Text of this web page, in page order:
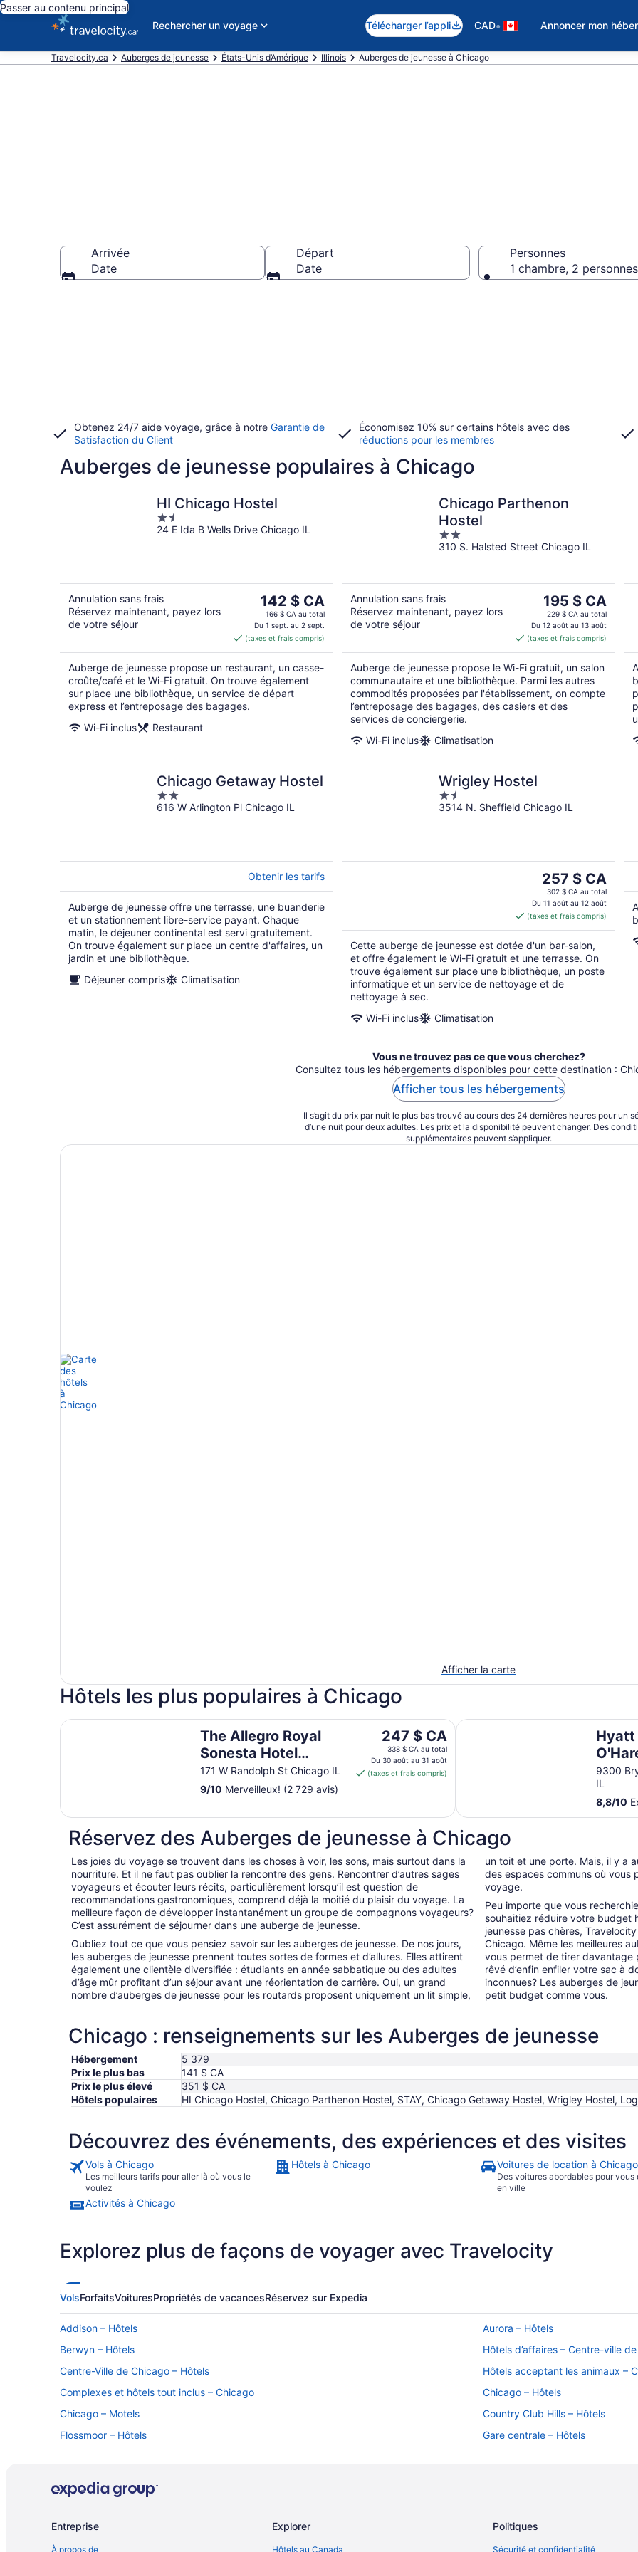
Passer au contenu principal
Rechercher un voyage
Télécharger l’appli CAD• Annoncer mon
Travelocity.ca Auberges de jeunesse États-Unis d’Amérique Illinois Auberges de jeunesse à Chicago
Arrivée
Date
Départ
Date
Personnes
1 chambre, 2 personnes
Obtenez 24/7 aide voyage, grâce à notre Garantie de
Satisfaction du Client
Économisez 10% sur certains hôtels avec des
réductions pour les membres
Auberges de jeunesse populaires à Chicago
HI Chicago Hostel
1.5
out
24 E Ida B Wells Drive Chicago IL
Annulation sans frais
Réservez maintenant, payez lors
de votre séjour
Le
prix
est
de 142 $ CA
par
nuit
142 $ CA
166 $ CA au total
Du 1 sept. au 2 sept.
(taxes et frais compris)
Auberge de jeunesse propose un restaurant, un casse-
croûte/café et le Wi-Fi gratuit. On trouve également
sur place une bibliothèque, un service de départ
express et l’entreposage des bagages.
Wi-Fi inclus
Restaurant
Chicago Parthenon
Hostel
2
out
310 S. Halsted Street Chicago IL
Annulation sans frais
Réservez maintenant, payez lors
de votre séjour
Le
prix
est
de 195 $ CA
par
nuit
195 $ CA
229 $ CA au total
Du 12 août au 13 août
(taxes et frais compris)
Auberge de jeunesse propose le Wi-Fi gratuit, un salon
communautaire et une bibliothèque. Parmi les autres
commodités proposées par l'établissement, on compte
l’entreposage des bagages, des casiers et des
services de conciergerie.
Wi-Fi inclus
Climatisation
Chicago Getaway Hostel
2
out
616 W Arlington Pl Chicago IL
Obtenir les tarifs
Auberge de jeunesse offre une terrasse, une buanderie
et un stationnement libre-service payant. Chaque
matin, le déjeuner continental est servi gratuitement.
On trouve également sur place un centre d'affaires, un
jardin et une bibliothèque.
Déjeuner compris
Climatisation
Wrigley Hostel
1.5
out
3514 N. Sheffield Chicago IL
Le
prix
est
de 257 $ CA
par
nuit
257 $ CA
302 $ CA au total
Du 11 août au 12 août
(taxes et frais compris)
Cette auberge de jeunesse est dotée d'un bar-salon,
et offre également le Wi-Fi gratuit et une terrasse. On
trouve également sur place une bibliothèque, un poste
informatique et un service de nettoyage et de
nettoyage à sec.
Wi-Fi inclus
Climatisation
Vous ne trouvez pas ce que vous cherchez?
Consultez tous les hébergements disponibles pour cette destination :
Afficher tous les hébergements
Il s’agit du prix par nuit le plus bas trouvé au cours des 24 dernières heures pour un
d’une nuit pour deux adultes. Les prix et la disponibilité peuvent changer. Des
supplémentaires peuvent s’appliquer.
Afficher la carte
Hôtels les plus populaires à Chicago
The Allegro Royal
Sonesta Hotel
Chicago Loop
171 W Randolph St Chicago IL
Le
prix
est
de 247 $ CA
du 30
août
au 31
août
247 $ CA
338 $ CA au total
Du 30 août au 31 août
(taxes et frais compris)
9/10 Merveilleux! (2 729 avis)
The Allegro Royal Sonesta Hotel Chicago Loop
Hyatt
9300
IL
8,8/10
Hyatt Regency O'Hare Chicago
Réservez des Auberges de jeunesse à Chicago
Les joies du voyage se trouvent dans les choses à voir, les sons, mais surtout dans la
nourriture. Et il ne faut pas oublier la rencontre des gens. Rencontrer d’autres sages
voyageurs et écouter leurs récits, particulièrement lorsqu’il est question de
recommandations gastronomiques, comprend déjà la moitié du plaisir du voyage. La
meilleure façon de développer instantanément un groupe de compagnons voyageurs?
C’est assurément de séjourner dans une auberge de jeunesse.
Oubliez tout ce que vous pensiez savoir sur les auberges de jeunesse. De nos jours,
les auberges de jeunesse prennent toutes sortes de formes et d’allures. Elles attirent
également une clientèle diversifiée : étudiants en année sabbatique ou des adultes
d’âge mûr profitant d’un séjour avant une réorientation de carrière. Oui, un grand
nombre d’auberges de jeunesse pour les routards proposent uniquement un lit simple,
un toit et une porte. Mais, il y a
des espaces communs où vous
voyage.
Peu importe que vous
souhaitiez réduire votre budget
jeunesse pas chères,
Chicago. Même les meilleures
vous permet de tirer
rêvé d’enfin enfiler votre sac à
inconnues? Les auberges de
petit budget comme vous.
Chicago : renseignements sur les Auberges de jeunesse
Hébergement
5 379
Prix le plus bas
141 $ CA
Prix le plus élevé
351 $ CA
Hôtels populaires
HI Chicago Hostel, Chicago Parthenon Hostel, STAY, Chicago Getaway Hostel, Wrigley Hostel,
Découvrez des événements, des expériences et des visites
Vols à Chicago
Les meilleurs tarifs pour aller là où vous le
voulez
Hôtels à Chicago Voitures de location à Chicago
Des voitures abordables pour vous
en ville
Activités à Chicago
Explorez plus de façons de voyager avec Travelocity
VolsForfaitsVoituresPropriétés de vacancesRéservez sur Expedia
Addison – Hôtels
Aurora – Hôtels
Berwyn – Hôtels
Hôtels d’affaires – Centre-ville
Centre-Ville de Chicago – Hôtels
Hôtels acceptant les animaux –
Complexes et hôtels tout inclus – Chicago
Chicago – Hôtels
Chicago – Motels
Country Club Hills – Hôtels
Flossmoor – Hôtels
Gare centrale – Hôtels
Vieille ville de Chicago – Hôtels
Entreprise
À propos de
Explorer
Hôtels au Canada
Politiques
Sécurité et confidentialité